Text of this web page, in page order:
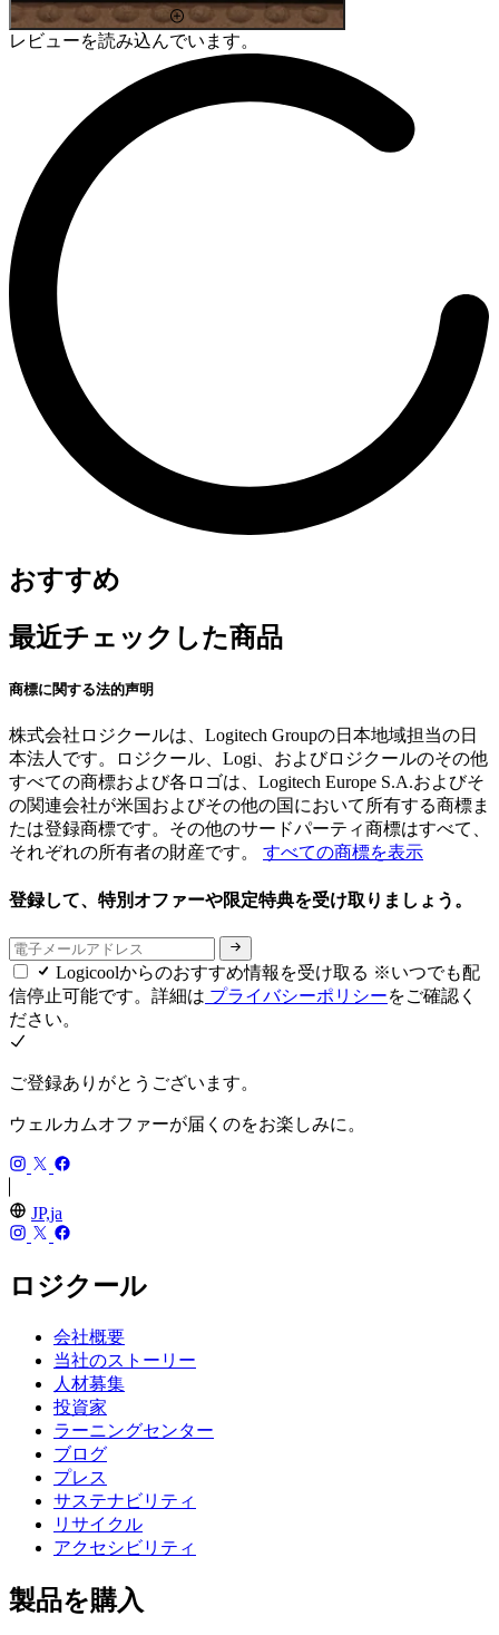
レビューを読み込んでいます。
おすすめ
最近チェックした商品
商標に関する法的声明
株式会社ロジクールは、Logitech Groupの日本地域担当の日
本法人です。ロジクール、Logi、およびロジクールのその他
すべての商標および各ロゴは、Logitech Europe S.A.およびそ
の関連会社が米国およびその他の国において所有する商標ま
たは登録商標です。その他のサードパーティ商標はすべて、
それぞれの所有者の財産です。 すべての商標を表示
登録して、特別オファーや限定特典を受け取りましょう。
Logicoolからのおすすめ情報を受け取る ※いつでも配
信停止可能です。詳細は プライバシーポリシーをご確認く
ださい。
ご登録ありがとうございます。
ウェルカムオファーが届くのをお楽しみに。
JP,ja
ロジクール
会社概要
当社のストーリー
人材募集
投資家
ラーニングセンター
ブログ
プレス
サステナビリティ
リサイクル
アクセシビリティ
製品を購入